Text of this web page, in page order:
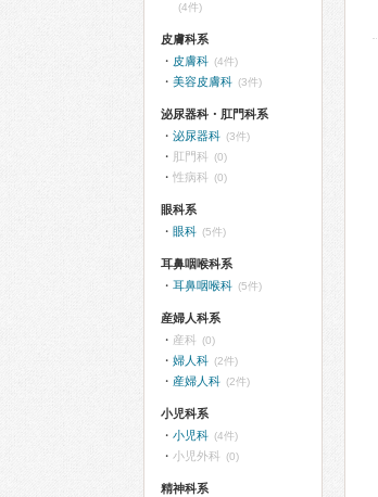
(4件)
皮膚科系
皮膚科 (4件)
美容皮膚科 (3件)
泌尿器科・肛門科系
泌尿器科 (3件)
肛門科 (0)
性病科 (0)
眼科系
眼科 (5件)
耳鼻咽喉科系
耳鼻咽喉科 (5件)
産婦人科系
産科 (0)
婦人科 (2件)
産婦人科 (2件)
小児科系
小児科 (4件)
小児外科 (0)
精神科系